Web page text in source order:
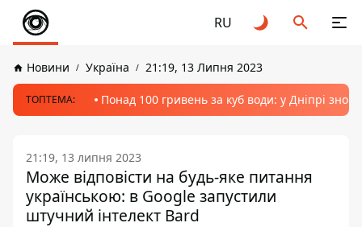
RU
Новини Україна 21:19, 13 Липня 2023
ТОПТЕМА: Понад 100 гривень за куб води: у Дніпрі
21:19, 13 липня 2023
Може відповісти на будь-яке питання
українською: в Google запустили
штучний інтелект Bard